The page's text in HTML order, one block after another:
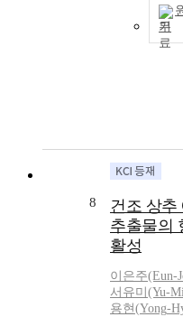
기
8
건조 상추
추출물의
활성
이은주(Eun-
서유미(Yu-
용현(Yong-